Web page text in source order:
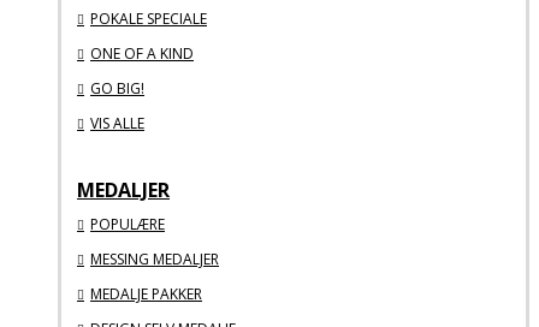
POKALE SPECIALE
ONE OF A KIND
GO BIG!
VIS ALLE
MEDALJER
POPULÆRE
MESSING MEDALJER
MEDALJE PAKKER